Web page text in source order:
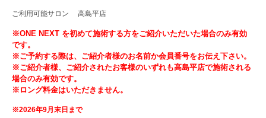
ご利用可能サロン 高島平店
※ONE NEXT を初めて施術する方をご紹介いただいた場合のみ有効
です。
※ご予約する際は、ご紹介者様のお名前か会員番号をお伝え下さい。
※ご紹介者様、ご紹介されたお客様のいずれも高島平店で施術される
場合のみ有効です。
※ロング料金はいただきません。
※2026年9月末日まで